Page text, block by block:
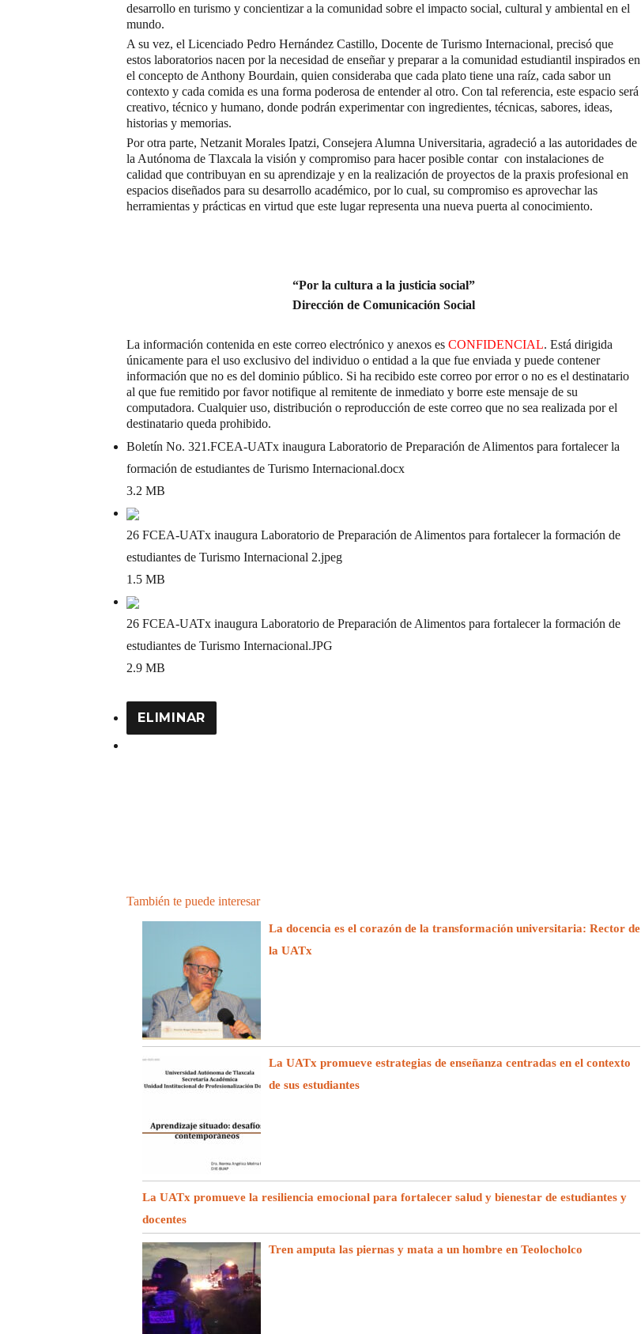
desarrollo en turismo y concientizar a la comunidad sobre el impacto social, cultural y ambiental en el
mundo.
A su vez, el Licenciado Pedro Hernández Castillo, Docente de Turismo Internacional, precisó que
estos laboratorios nacen por la necesidad de enseñar y preparar a la comunidad estudiantil inspirados en
el concepto de Anthony Bourdain, quien consideraba que cada plato tiene una raíz, cada sabor un
contexto y cada comida es una forma poderosa de entender al otro. Con tal referencia, este espacio será
creativo, técnico y humano, donde podrán experimentar con ingredientes, técnicas, sabores, ideas,
historias y memorias.
Por otra parte, Netzanit Morales Ipatzi, Consejera Alumna Universitaria, agradeció a las autoridades de
la Autónoma de Tlaxcala la visión y compromiso para hacer posible contar con instalaciones de
calidad que contribuyan en su aprendizaje y en la realización de proyectos de la praxis profesional en
espacios diseñados para su desarrollo académico, por lo cual, su compromiso es aprovechar las
herramientas y prácticas en virtud que este lugar representa una nueva puerta al conocimiento.
“Por la cultura a la justicia social”
Dirección de Comunicación Social
La información contenida en este correo electrónico y anexos es CONFIDENCIAL. Está dirigida
únicamente para el uso exclusivo del individuo o entidad a la que fue enviada y puede contener
información que no es del dominio público. Si ha recibido este correo por error o no es el destinatario
al que fue remitido por favor notifique al remitente de inmediato y borre este mensaje de su
computadora. Cualquier uso, distribución o reproducción de este correo que no sea realizada por el
destinatario queda prohibido.
Boletín No. 321.FCEA-UATx inaugura Laboratorio de Preparación de Alimentos para fortalecer la
formación de estudiantes de Turismo Internacional.docx
3.2 MB
26 FCEA-UATx inaugura Laboratorio de Preparación de Alimentos para fortalecer la formación de
estudiantes de Turismo Internacional 2.jpeg
1.5 MB
26 FCEA-UATx inaugura Laboratorio de Preparación de Alimentos para fortalecer la formación de
estudiantes de Turismo Internacional.JPG
2.9 MB
ELIMINAR
También te puede interesar
La docencia es el corazón de la transformación universitaria: Rector de
la UATx
La UATx promueve estrategias de enseñanza centradas en el contexto
de sus estudiantes
La UATx promueve la resiliencia emocional para fortalecer salud y bienestar de estudiantes y
docentes
Tren amputa las piernas y mata a un hombre en Teolocholco